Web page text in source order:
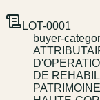
LOT-0001
buyer-
DE